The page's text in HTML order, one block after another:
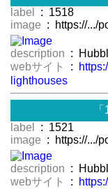
label
: 1518
image : https://.../
description :
webサイト
:
lighthouses
label
: 1521
image : https://.../
description :
webサイト
: